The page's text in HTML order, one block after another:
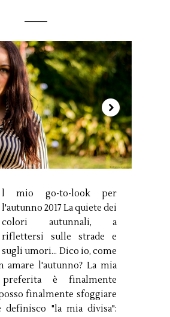
l mio go-to-look per
l'autunno 2017 La quiete dei
colori autunnali, a
riflettersi sulle strade e
sugli umori... Dico io, come
amare l'autunno? La mia
preferita è finalmente
finalmente sfoggiare
definisco "la mia divisa":